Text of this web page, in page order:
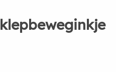
klepbeweginkje